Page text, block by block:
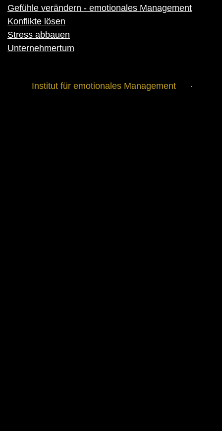
Gefühle verändern - emotionales Management
Konflikte lösen
Stress abbauen
Unternehmertum
Institut für emotionales Management